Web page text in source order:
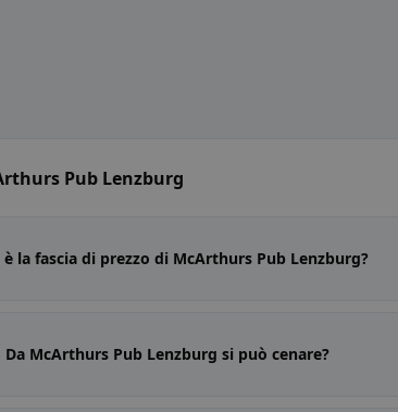
Pub Lenzburg
è la fascia di prezzo di McArthurs Pub Lenzburg?
Da McArthurs Pub Lenzburg si può cenare?